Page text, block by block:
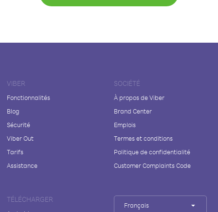
VIBER
Fonctionnalités
Blog
Sécurité
Viber Out
Tarifs
Assistance
SOCIÉTÉ
À propos de Viber
Brand Center
Emplois
Termes et conditions
Politique de confidentialité
Customer Complaints Code
TÉLÉCHARGER
Français